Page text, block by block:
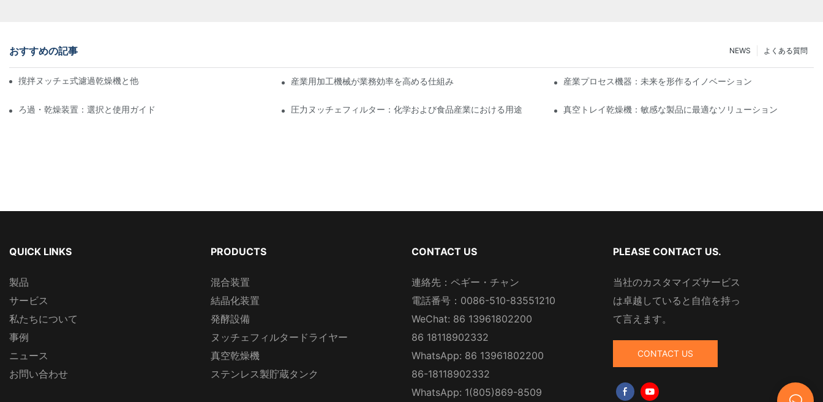
おすすめの記事 よくある質問
NEWS
撹拌ヌッチェ式濾過乾燥機と他の乾燥方法の比較 産業用加工機械が業務効率を高める仕組み 産業プロセス機器：未来を形作るイノベーション
ろ過・乾燥装置：選択と使用ガイド 圧力ヌッチェフィルター：化学および食品産業における用途 真空トレイ乾燥機：敏感な製品に最適なソリューション
QUICK LINKS
製品
サービス
私たちについて
事例
ニュース
お問い合わせ
PRODUCTS
混合装置
結晶化装置
発酵設備
ヌッチェフィルタードライヤー
真空乾燥機
ステンレス製貯蔵タンク
CONTACT US
連絡先：ペギー・チャン
電話番号：0086-510-83551210
WeChat: 86 13961802200
86 18118902332
WhatsApp: 86 13961802200
86-18118902332
WhatsApp: 1(805)869-8509
PLEASE CONTACT US.
当社のカスタマイズサービス
は卓越していると自信を持っ
て言えます。
CONTACT US